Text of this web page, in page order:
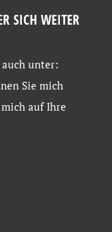
SICH WEITER
auchunter:
Siemich
michaufIhre